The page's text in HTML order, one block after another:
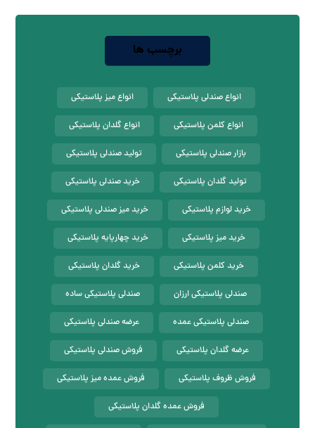
برچسب ها
انواع صندلی پلاستیکی انواع میز پلاستیکی
انواع کلمن پلاستیکی انواع گلدان پلاستیکی
بازار صندلی پلاستیکی تولید صندلی پلاستیکی
تولید گلدان پلاستیکی خرید صندلی پلاستیکی
خرید لوازم پلاستیکی خرید میز صندلی پلاستیکی
خرید میز پلاستیکی خرید چهارپایه پلاستیکی
خرید کلمن پلاستیکی خرید گلدان پلاستیکی
صندلی پلاستیکی ارزان صندلی پلاستیکی ساده
صندلی پلاستیکی عمده عرضه صندلی پلاستیکی
عرضه گلدان پلاستیکی فروش صندلی پلاستیکی
فروش ظروف پلاستیکی فروش عمده میز پلاستیکی
فروش عمده گلدان پلاستیکی